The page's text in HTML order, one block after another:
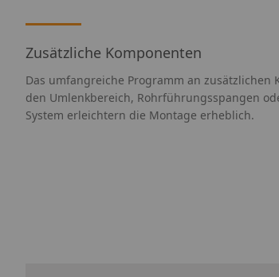
Zusätzliche Komponenten
Das umfangreiche Programm an zusätzlichen
den Umlenkbereich, Rohrführungsspangen
System erleichtern die Montage erheblich.